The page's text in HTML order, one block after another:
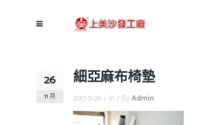
26
11 月
細亞麻布椅墊
2017-11-26 In By Admin